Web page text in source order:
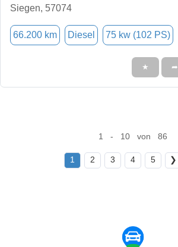
Siegen, 57074
66.200 km Diesel 75 kw (102 PS)
★ ➦
1 - 10 von 86
1 2 3 4 5 ❯